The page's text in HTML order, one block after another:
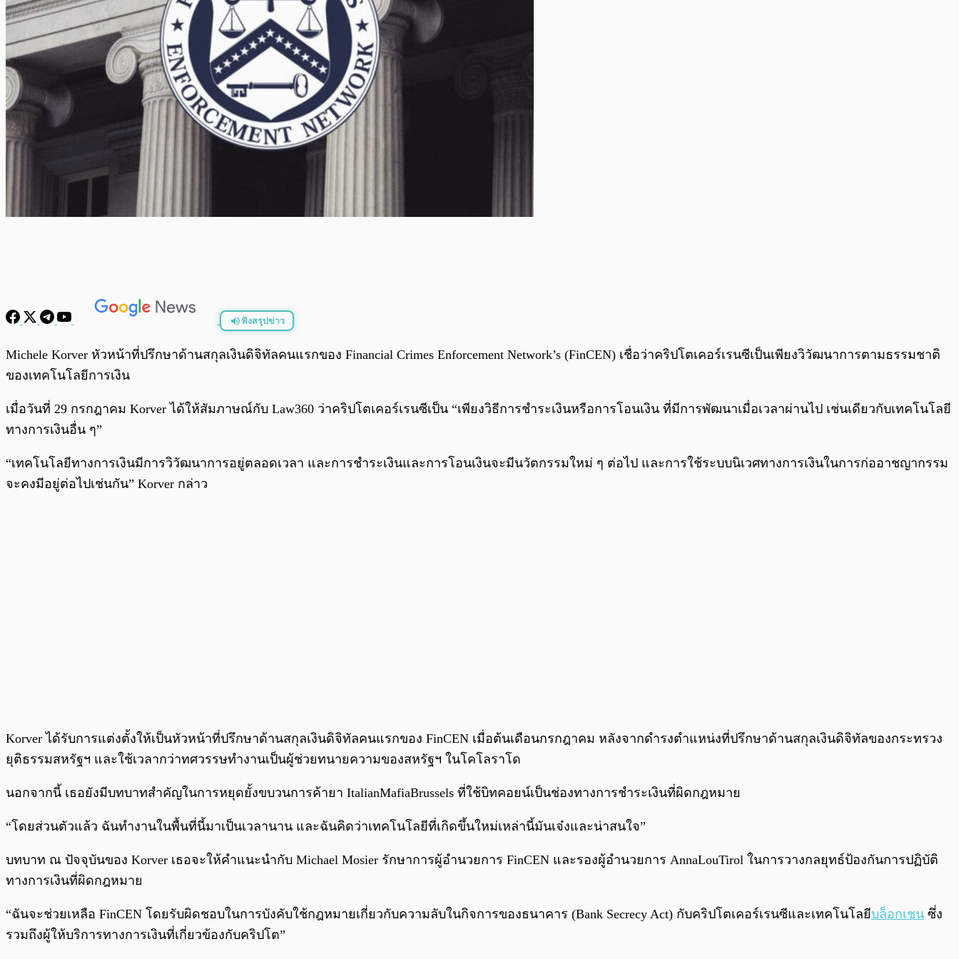
ฟังสรุปข่าว
พร้อมเล่น
Michele Korver หัวหน้าที่ปรึกษาด้านสกุลเงินดิจิทัลคนแรกของ Financial Crimes Enforcement Network’s (FinCEN) เชื่อว่าคริปโตเคอร์เรนซีเป็นเพียงวิวัฒนาการตามธรรมชาติ
ของเทคโนโลยีการเงิน
เมื่อวันที่ 29 กรกฎาคม Korver ได้ให้สัมภาษณ์กับ Law360 ว่าคริปโตเคอร์เรนซีเป็น “เพียงวิธีการชำระเงินหรือการโอนเงิน ที่มีการพัฒนาเมื่อเวลาผ่านไป เช่นเดียวกับเทคโนโลยี
ทางการเงินอื่น ๆ”
“เทคโนโลยีทางการเงินมีการวิวัฒนาการอยู่ตลอดเวลา และการชำระเงินและการโอนเงินจะมีนวัตกรรมใหม่ ๆ ต่อไป และการใช้ระบบนิเวศทางการเงินในการก่ออาชญากรรม
จะคงมีอยู่ต่อไปเช่นกัน” Korver กล่าว
Korver ได้รับการแต่งตั้งให้เป็นหัวหน้าที่ปรึกษาด้านสกุลเงินดิจิทัลคนแรกของ FinCEN เมื่อต้นเดือนกรกฎาคม หลังจากดำรงตำแหน่งที่ปรึกษาด้านสกุลเงินดิจิทัลของกระทรวง
ยุติธรรมสหรัฐฯ และใช้เวลากว่าทศวรรษทำงานเป็นผู้ช่วยทนายความของสหรัฐฯ ในโคโลราโด
นอกจากนี้ เธอยังมีบทบาทสำคัญในการหยุดยั้งขบวนการค้ายา ItalianMafiaBrussels ที่ใช้บิทคอยน์เป็นช่องทางการชำระเงินที่ผิดกฎหมาย
“โดยส่วนตัวแล้ว ฉันทำงานในพื้นที่นี้มาเป็นเวลานาน และฉันคิดว่าเทคโนโลยีที่เกิดขึ้นใหม่เหล่านี้มันเจ๋งและน่าสนใจ”
บทบาท ณ ปัจจุบันของ Korver เธอจะให้คำแนะนำกับ Michael Mosier รักษาการผู้อำนวยการ FinCEN และรองผู้อำนวยการ AnnaLouTirol ในการวางกลยุทธ์ป้องกันการปฏิบัติ
ทางการเงินที่ผิดกฎหมาย
“ฉันจะช่วยเหลือ FinCEN โดยรับผิดชอบในการบังคับใช้กฎหมายเกี่ยวกับความลับในกิจการของธนาคาร (Bank Secrecy Act) กับคริปโตเคอร์เรนซีและเทคโนโลยีบล็อกเชน ซึ่ง
รวมถึงผู้ให้บริการทางการเงินที่เกี่ยวข้องกับคริปโต”